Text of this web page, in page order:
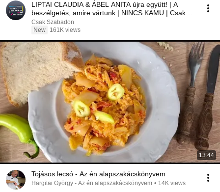
LIPTAI CLAUDIA & ÁBEL ANITA újra együtt! | A
beszélgetés, amire vártunk | NINCS KAMU | Csak
szabadon
Csak Szabadon
New
161K views
13:44
Tojásos lecsó - Az én alapszakácskönyvem
Hargitai György - Az én alapszakácskönyvem • 14K views